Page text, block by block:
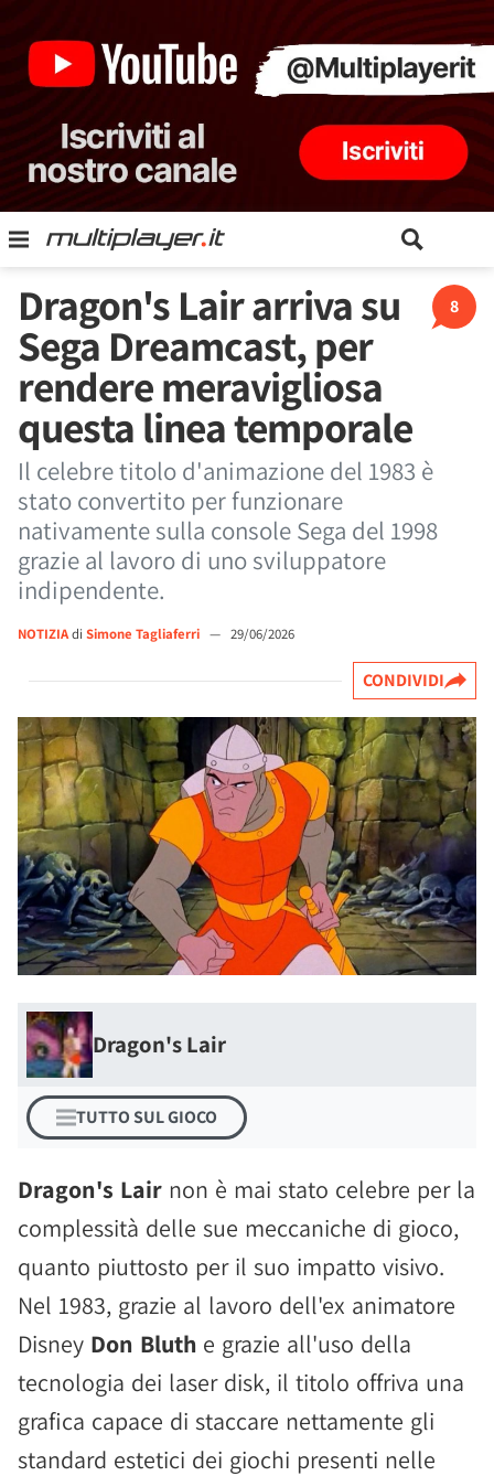
8
Dragon's Lair arriva su
Sega Dreamcast, per
rendere meravigliosa
questa linea temporale
Il celebre titolo d'animazione del 1983 è
stato convertito per funzionare
nativamente sulla console Sega del 1998
grazie al lavoro di uno sviluppatore
indipendente.
NOTIZIAdi Simone Tagliaferri — 29/06/2026
CONDIVIDI
Dragon's Lair
TUTTO SUL GIOCO
Dragon's Lair non è mai stato celebre per la
complessità delle sue meccaniche di gioco,
quanto piuttosto per il suo impatto visivo.
Nel 1983, grazie al lavoro dell'ex animatore
Disney Don Bluth e grazie all'uso della
tecnologia dei laser disk, il titolo offriva una
grafica capace di staccare nettamente gli
standard estetici dei giochi presenti nelle